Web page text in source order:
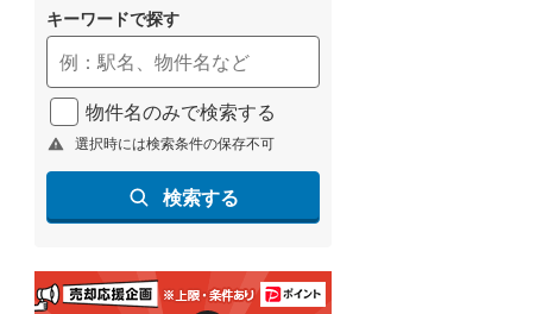
キーワードで探す
物件名のみで検索する
選択時には検索条件の保存不可
検索する